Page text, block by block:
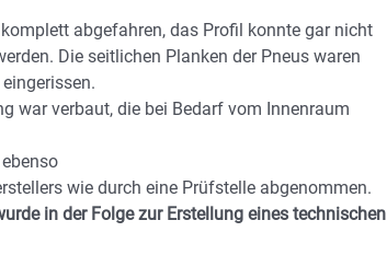
abgefahren, das Profil konnte gar nicht
Die seitlichen Planken der Pneus waren
war verbaut, die bei Bedarf vom Innenraum
wie durch eine Prüfstelle abgenommen.
in der Folge zur Erstellung eines technischen